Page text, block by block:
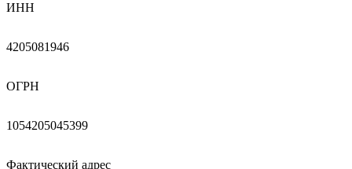
ИНН
4205081946
ОГРН
1054205045399
Фактический адрес